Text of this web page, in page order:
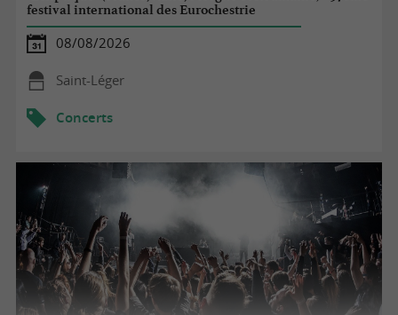
festival international des Eurochestrie
08/08/2026
Saint-Léger
Concerts